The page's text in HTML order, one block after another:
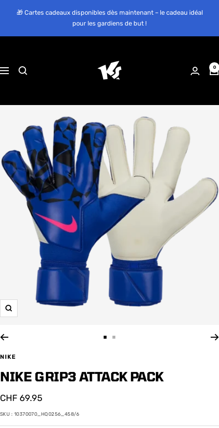
🎁 Cartes cadeaux disponibles dès maintenant – le cadeau idéal
pour les gardiens de but !
Navigation
Suisse
0
Zoom
1
2
NIKE
NIKE GRIP3 ATTACK PACK
Prix
de
CHF 69.95
SKU : 10370070_HQ0256_458/6